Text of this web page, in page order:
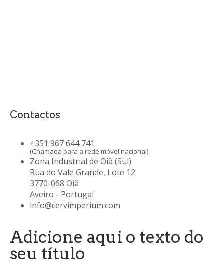
Contactos
+351 967 644 741
(Chamada para a rede móvel nacional)
Zona Industrial de Oiã (Sul)
Rua do Vale Grande, Lote 12
3770-068 Oiã
Aveiro - Portugal
info@cervimperium.com
Adicione aqui o texto do
seu título